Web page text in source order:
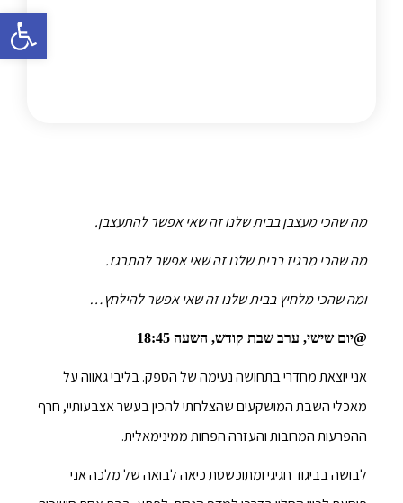
מה שהכי מעצבן בבית שלנו זה שאי אפשר להתעצבן.
מה שהכי מרגיז בבית שלנו זה שאי אפשר להתרגז.
ומה שהכי מלחיץ בבית שלנו זה שאי אפשר להילחץ…
@יום שישי, ערב שבת קודש, השעה 18:45
אני יוצאת מחדרי בתחושה נעימה של הספק. בליבי גאווה על
מאכלי השבת המושקעים שהצלחתי להכין בעשר אצבעותיי, חרף
ההפרעות המרובות והעזרה הפחות ממינימאלית.
לבושה בביגוד חגיגי ומתוכשטת כיאה לבואה של מלכה אני
פתח